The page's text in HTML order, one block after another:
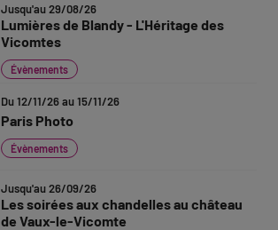
Jusqu'au 29/08/26
Lumières de Blandy - L'Héritage des
Vicomtes
Évènements
Du 12/11/26 au 15/11/26
Paris Photo
Évènements
Jusqu'au 26/09/26
Les soirées aux chandelles au château
de Vaux-le-Vicomte